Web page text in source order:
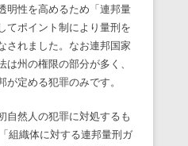
明性を高めるため「連邦量
てポイント制により量刑を
されました。なお連邦国家
州の権限の部分が多く、
が定める犯罪のみです。
然人の犯罪に対処するも
組織体に対する連邦量刑ガ